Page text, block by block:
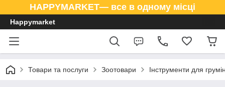
HAPPYMARKET— все в одному місці
Happymarket
Товари та послуги Зоотовари Інструменти для